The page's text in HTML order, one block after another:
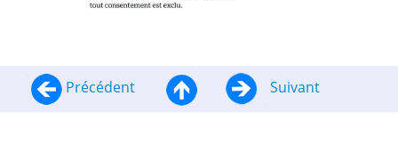
Précédent Suivant